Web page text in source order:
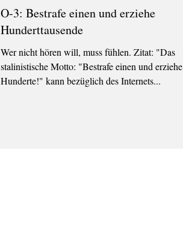
O-3: Bestrafe einen und erziehe
Hunderttausende
Wer nicht hören will, muss fühlen. Zitat: "Das
stalinistische Motto: "Bestrafe einen und erziehe
Hunderte!" kann bezüglich des Internets...